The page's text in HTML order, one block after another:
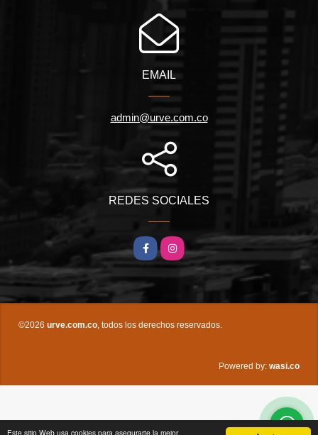
Este sitio Web usa cookies para asegurarte la mejor
EMAIL
admin@urve.com.co
REDES SOCIALES
FacebookInstagram
©2026 urve.com.co, todos los derechos reservados.
Powered by: wasi.co